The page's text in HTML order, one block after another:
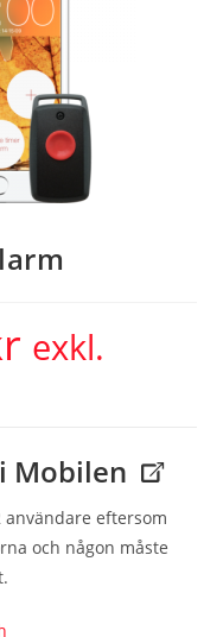
exkl.
Mobilen
eftersom
och någon måste